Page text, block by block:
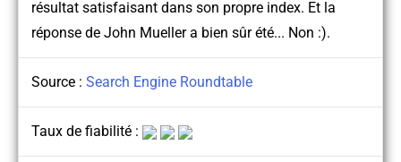
résultat satisfaisant dans son propre index. Et la
réponse de John Mueller a bien sûr été... Non :).
Source : Search Engine Roundtable
Taux de fiabilité :